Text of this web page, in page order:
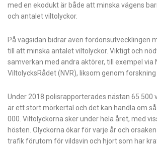
med en ekodukt är både att minska vägens
och antalet viltolyckor.
På vägsidan bidrar även fordonsutvecklingen
till att minska antalet viltolyckor. Viktigt och
samverkan med andra aktörer, till exempel via
ViltolycksRådet (NVR), liksom genom forskning
Under 2018 polisrapporterades nästan 65 500
är ett stort mörkertal och det kan handla om
000. Viltolyckorna sker under hela året, med
hösten. Olyckorna ökar för varje år och
trafik förutom för vildsvin och hjort som har